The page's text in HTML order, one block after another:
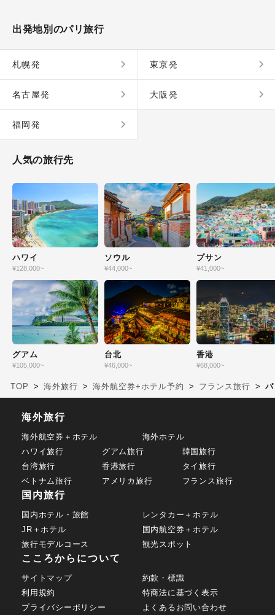
出発地別のパリ旅行
札幌発 東京発
名古屋発 大阪発
福岡発
人気の旅行先
ハワイ
¥128,000~
グアム
¥105,000~
ソウル
¥44,000~
台北
¥46,000~
プサン
¥41,000~
香港
¥68,000~
TOP 海外旅行 海外航空券+ホテル予約 フランス旅行
海外旅行
海外航空券＋ホテル
海外ホテル
ハワイ旅行
グアム旅行
韓国旅行
台湾旅行
香港旅行
タイ旅行
ベトナム旅行
アメリカ旅行 フランス旅行
国内旅行
国内ホテル・旅館
レンタカー＋ホテル
JR＋ホテル
国内航空券＋ホテル
旅行モデルコース
観光スポット
こころからについて
サイトマップ
約款・標識
利用規約
特商法に基づく表示
プライバシーポリシー
よくあるお問い合わせ